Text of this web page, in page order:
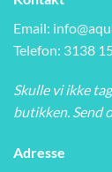
Email:
Telefon: 3138
Skulle vi ikke
butikken. Send
Adresse